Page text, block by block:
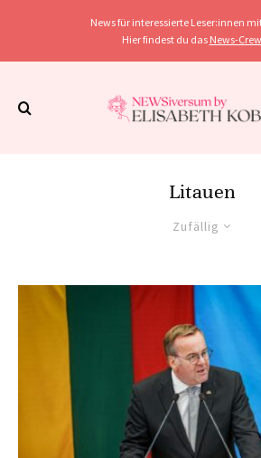
News für interessierte Leser:innen
Hier findest du das News-
Litauen
Zufällig